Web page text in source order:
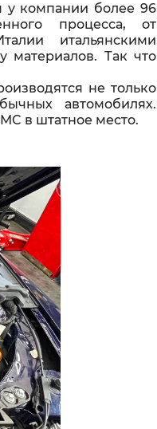
у компании более 96
процесса, от
итальянскими
материалов. Так что
не только
автомобилях.
в штатное место.